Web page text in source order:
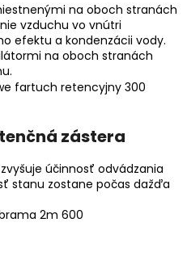
na oboch stranách
vzduchu vo vnútri
efektu a kondenzácii vody.
na oboch stranách
zástera
účinnosť odvádzania
stanu zostane počas dažďa